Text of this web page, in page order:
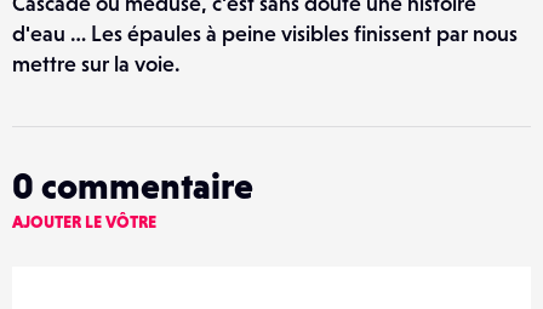
d'eau … Les épaules à peine visibles finissent par nous
mettre sur la voie.
0 commentaire
AJOUTER LE VÔTRE